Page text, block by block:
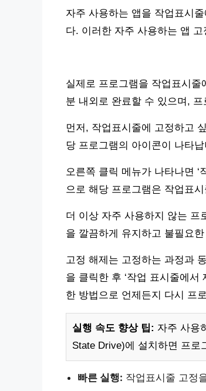
자주 사용하는 앱을 작업표시
다. 이러한 자주 사용하는 앱
실제로 프로그램을 작업표시
분 내외로 완료할 수 있으며,
먼저, 작업표시줄에 고정하고
당 프로그램의 아이콘이 나타
오른쪽 클릭 메뉴가 나타나면
으로 해당 프로그램은 작업표
더 이상 자주 사용하지 않는 프
을 깔끔하게 유지하고 불필요
고정 해제는 고정하는 과정과
을 클릭한 후 ‘작업 표시줄에서
한 방법으로 언제든지 다시 프
실행 속도 향상 팁: 자주 사용
State Drive)에 설치하면 프로
빠른 실행: 작업표시줄 고정